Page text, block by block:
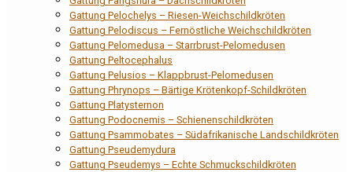
Gattung Pelochelys – Riesen-Weichschildkröten
Gattung Pelodiscus – Fernöstliche Weichschildkröten
Gattung Pelomedusa – Starrbrust-Pelomedusen
Gattung Peltocephalus
Gattung Pelusios – Klappbrust-Pelomedusen
Gattung Phrynops – Bärtige Krötenkopf-Schildkröten
Gattung Platysternon
Gattung Podocnemis – Schienenschildkröten
Gattung Psammobates – Südafrikanische Landschildkröten
Gattung Pseudemydura
Gattung Pseudemys – Echte Schmuckschildkröten